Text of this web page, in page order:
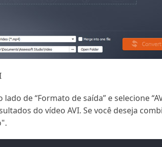
de “Formato de saída” e selecione
do vídeo AVI. Se você deseja